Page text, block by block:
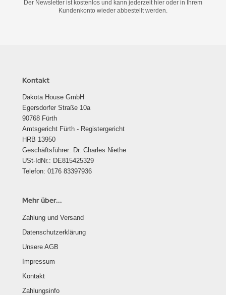
Der Newsletter ist kostenlos und kann jederzeit hier oder in Ihrem
Kundenkonto wieder abbestellt werden.
Kontakt
Dakota House GmbH
Egersdorfer Straße 10a
90768 Fürth
Amtsgericht Fürth - Registergericht
HRB 13950
Geschäftsführer: Dr. Charles Niethe
USt-IdNr.: DE815425329
Telefon: 0176 83397936
Mehr über...
Zahlung und Versand
Datenschutzerklärung
Unsere AGB
Impressum
Kontakt
Zahlungsinfo